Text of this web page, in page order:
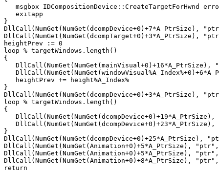
msgbox IDCompositionDevice::CreateTargetForHwnd
   exitapp
}
heightPrev := 0
loop % targetWindows.length()
{
DllCall(NumGet(NumGet(mainVisual+0)+16*A_PtrSize),
   heightPrev += height%A_Index%
}
DllCall(NumGet(NumGet(dcompDevice+0)+3*A_PtrSize),
loop % targetWindows.length()
{
}
DllCall(NumGet(NumGet(Animation+0)+8*A_PtrSize),
return